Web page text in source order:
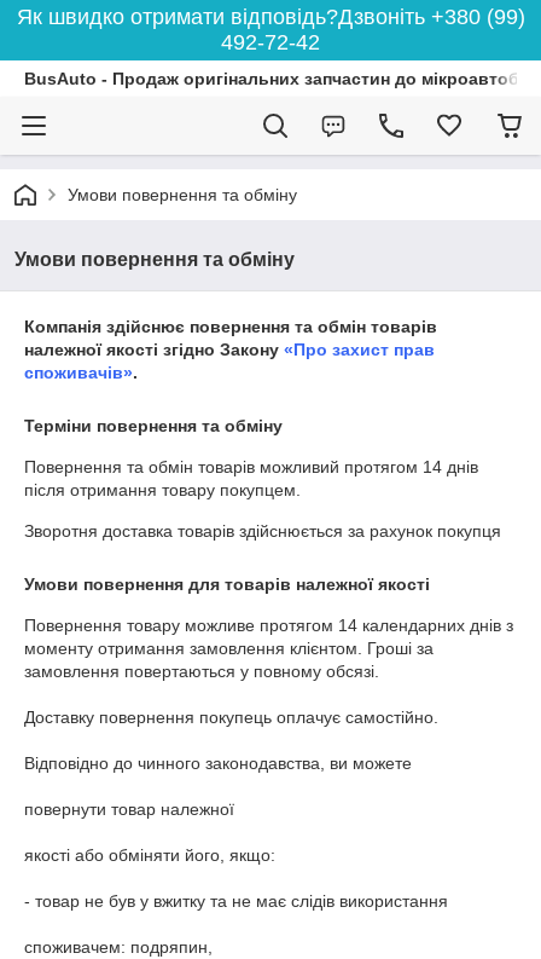
Як швидко отримати відповідь?Дзвоніть +380 (99)
492-72-42
BusAuto - Продаж оригінальних запчастин до
Умови повернення та обміну
Умови повернення та обміну
Компанія здійснює повернення та обмін товарів
належної якості згідно Закону «Про захист прав
споживачів».
Терміни повернення та обміну
Повернення та обмін товарів можливий протягом 14 днів
після отримання товару покупцем.
Зворотня доставка товарів здійснюється за рахунок покупця
Умови повернення для товарів належної якості
Повернення товару можливе протягом 14 календарних днів з
моменту отримання замовлення клієнтом. Гроші за
замовлення повертаються у повному обсязі.
Доставку повернення покупець оплачує самостійно.
Відповідно до чинного законодавства, ви можете
повернути товар належної
якості або обміняти його, якщо:
- товар не був у вжитку та не має слідів використання
споживачем: подряпин,